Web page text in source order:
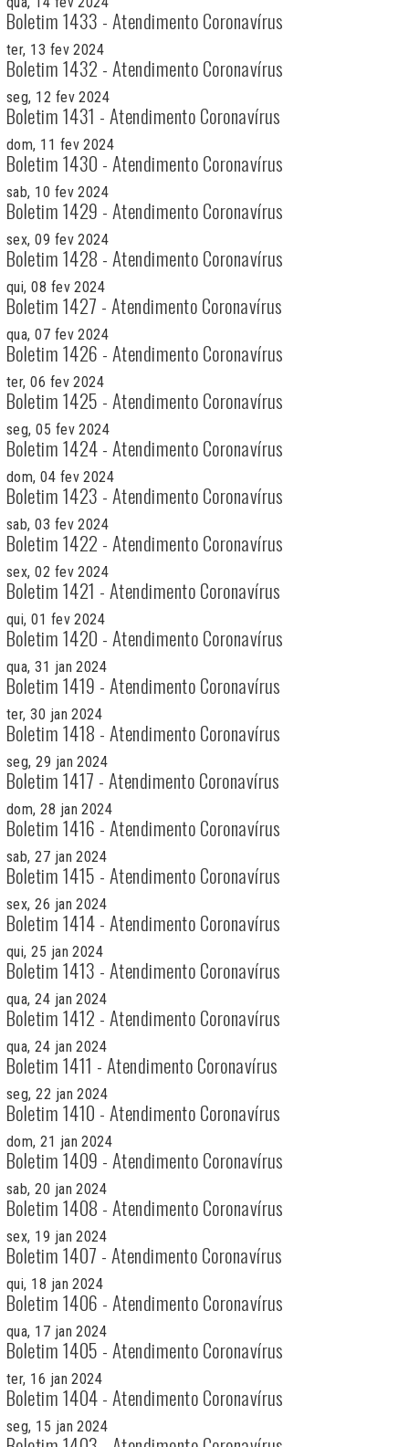
Boletim 1433 - Atendimento Coronavírus
ter, 13 fev 2024
Boletim 1432 - Atendimento Coronavírus
seg, 12 fev 2024
Boletim 1431 - Atendimento Coronavírus
dom, 11 fev 2024
Boletim 1430 - Atendimento Coronavírus
sab, 10 fev 2024
Boletim 1429 - Atendimento Coronavírus
sex, 09 fev 2024
Boletim 1428 - Atendimento Coronavírus
qui, 08 fev 2024
Boletim 1427 - Atendimento Coronavírus
qua, 07 fev 2024
Boletim 1426 - Atendimento Coronavírus
ter, 06 fev 2024
Boletim 1425 - Atendimento Coronavírus
seg, 05 fev 2024
Boletim 1424 - Atendimento Coronavírus
dom, 04 fev 2024
Boletim 1423 - Atendimento Coronavírus
sab, 03 fev 2024
Boletim 1422 - Atendimento Coronavírus
sex, 02 fev 2024
Boletim 1421 - Atendimento Coronavírus
qui, 01 fev 2024
Boletim 1420 - Atendimento Coronavírus
qua, 31 jan 2024
Boletim 1419 - Atendimento Coronavírus
ter, 30 jan 2024
Boletim 1418 - Atendimento Coronavírus
seg, 29 jan 2024
Boletim 1417 - Atendimento Coronavírus
dom, 28 jan 2024
Boletim 1416 - Atendimento Coronavírus
sab, 27 jan 2024
Boletim 1415 - Atendimento Coronavírus
sex, 26 jan 2024
Boletim 1414 - Atendimento Coronavírus
qui, 25 jan 2024
Boletim 1413 - Atendimento Coronavírus
qua, 24 jan 2024
Boletim 1412 - Atendimento Coronavírus
qua, 24 jan 2024
Boletim 1411 - Atendimento Coronavírus
seg, 22 jan 2024
Boletim 1410 - Atendimento Coronavírus
dom, 21 jan 2024
Boletim 1409 - Atendimento Coronavírus
sab, 20 jan 2024
Boletim 1408 - Atendimento Coronavírus
sex, 19 jan 2024
Boletim 1407 - Atendimento Coronavírus
qui, 18 jan 2024
Boletim 1406 - Atendimento Coronavírus
qua, 17 jan 2024
Boletim 1405 - Atendimento Coronavírus
ter, 16 jan 2024
Boletim 1404 - Atendimento Coronavírus
seg, 15 jan 2024